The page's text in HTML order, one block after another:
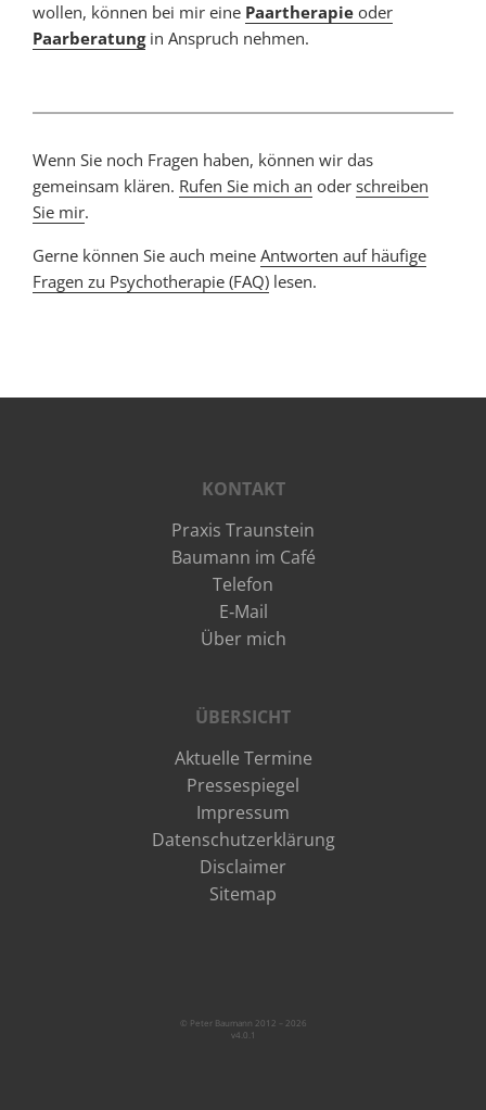
wollen, können bei mir eine Paartherapie oder
Paarberatungin Anspruch nehmen.
Wenn Sie noch Fragen haben, können wir das
gemeinsam klären. Rufen Sie mich an oder schreiben
Sie mir.
Gerne können Sie auch meine Antworten auf häufige
Fragen zu Psychotherapie (FAQ) lesen.
KONTAKT
Praxis Traunstein
Baumann im Café
Telefon
E‑Mail
Über mich
ÜBERSICHT
Aktuelle Termine
Pressespiegel
Impressum
Datenschutzerklärung
Disclaimer
Sitemap
© Peter Baumann 2012 – 2026
v4.0.1